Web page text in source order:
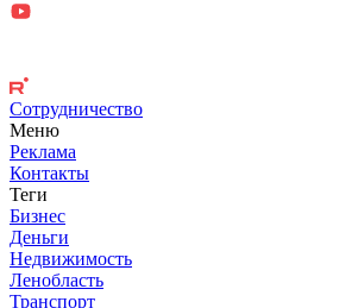
Сотрудничество
Меню
Реклама
Контакты
Теги
Бизнес
Деньги
Недвижимость
Ленобласть
Транспорт